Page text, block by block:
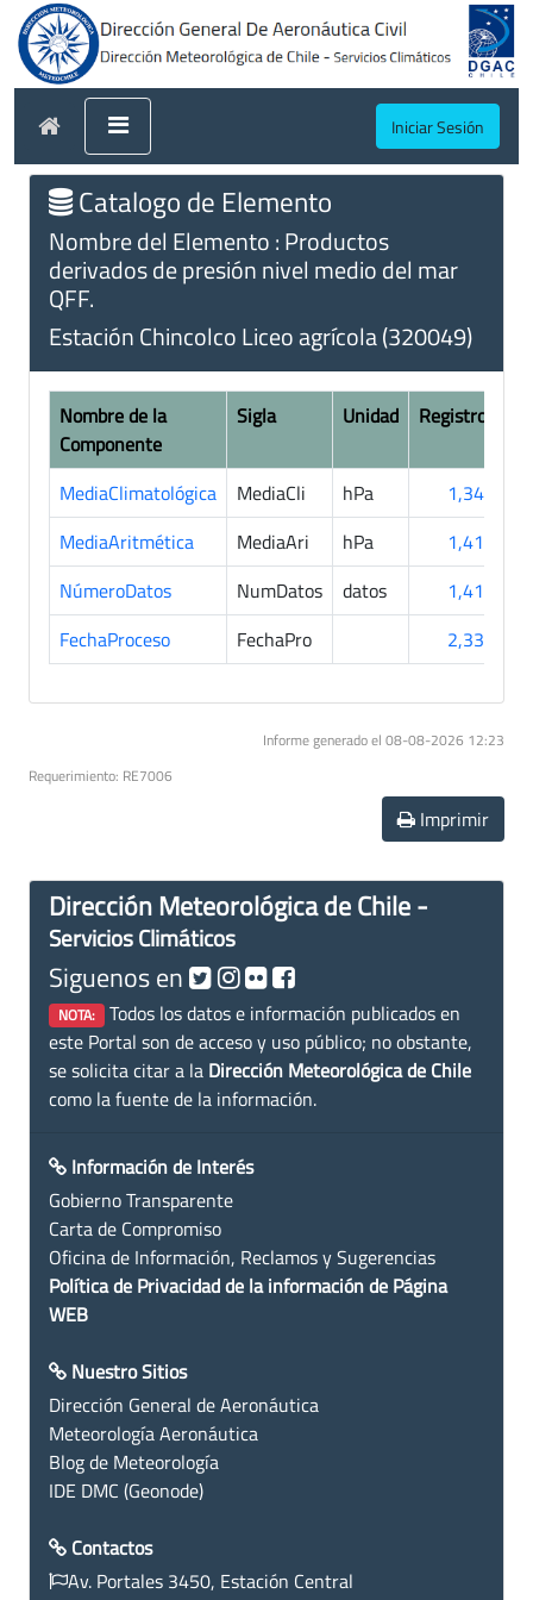
Iniciar Sesión
Catalogo de Elemento
Nombre del Elemento : Productos
derivados de presión nivel medio del mar
QFF.
Estación Chincolco Liceo agrícola (320049)
Nombre de la
Componente
Sigla Unidad Registros
MediaClimatológica MediaCli hPa
1,344
MediaAritmética
MediaAri hPa
1,418
NúmeroDatos
NumDatos datos
1,418
FechaProceso
FechaPro 2,331
Informe generado el 08-08-2026 12:23
Requerimiento: RE7006
Imprimir
Dirección Meteorológica de Chile -
Servicios Climáticos
Siguenos en
NOTA: Todos los datos e información publicados en
este Portal son de acceso y uso público; no obstante,
se solicita citar a la Dirección Meteorológica de Chile
como la fuente de la información.
Información de Interés
Gobierno Transparente
Carta de Compromiso
Oficina de Información, Reclamos y Sugerencias
Política de Privacidad de la información de Página
WEB
Nuestro Sitios
Dirección General de Aeronáutica
Meteorología Aeronáutica
Blog de Meteorología
IDE DMC (Geonode)
Contactos
Av. Portales 3450, Estación Central